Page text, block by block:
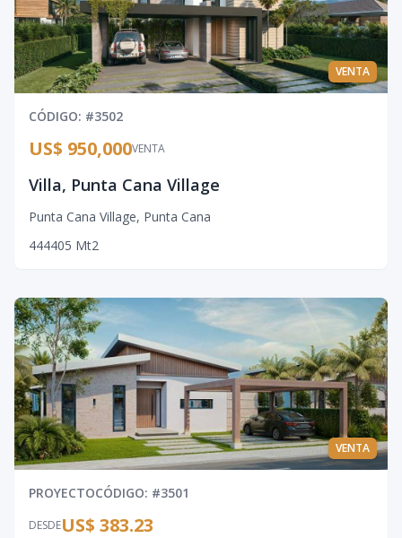
VENTA
CÓDIGO: #3502
VENTA
US$ 950,000
Villa, Punta Cana Village
Punta Cana Village, Punta Cana
444405 Mt2
VENTA
PROYECTOCÓDIGO: #3501
DESDEUS$ 383.23